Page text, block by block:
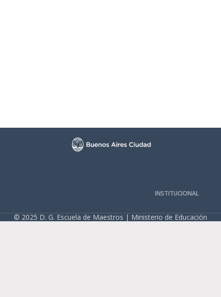
INSTITUCIONAL
© 2025 D. G. Escuela de Maestros | Ministerio de Educación